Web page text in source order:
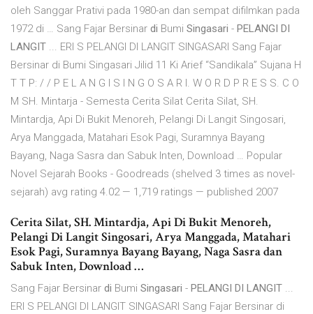
oleh Sanggar Prativi pada 1980-an dan sempat difilmkan pada
1972 di … Sang Fajar Bersinar di Bumi Singasari - PELANGI DI
LANGIT ... ERI S PELANGI DI LANGIT SINGASARI Sang Fajar
Bersinar di Bumi Singasari Jilid 11 Ki Arief “Sandikala” Sujana H
T T P: / / P E L A N G I S I N G O S A R I. W O R D P R E S S. C O
M SH. Mintarja - Semesta Cerita Silat Cerita Silat, SH.
Mintardja, Api Di Bukit Menoreh, Pelangi Di Langit Singosari,
Arya Manggada, Matahari Esok Pagi, Suramnya Bayang
Bayang, Naga Sasra dan Sabuk Inten, Download … Popular
Novel Sejarah Books - Goodreads (shelved 3 times as novel-
sejarah) avg rating 4.02 — 1,719 ratings — published 2007
Cerita Silat, SH. Mintardja, Api Di Bukit Menoreh,
Pelangi Di Langit Singosari, Arya Manggada, Matahari
Esok Pagi, Suramnya Bayang Bayang, Naga Sasra dan
Sabuk Inten, Download …
Sang Fajar Bersinar di Bumi Singasari - PELANGI DI LANGIT ...
ERI S PELANGI DI LANGIT SINGASARI Sang Fajar Bersinar di